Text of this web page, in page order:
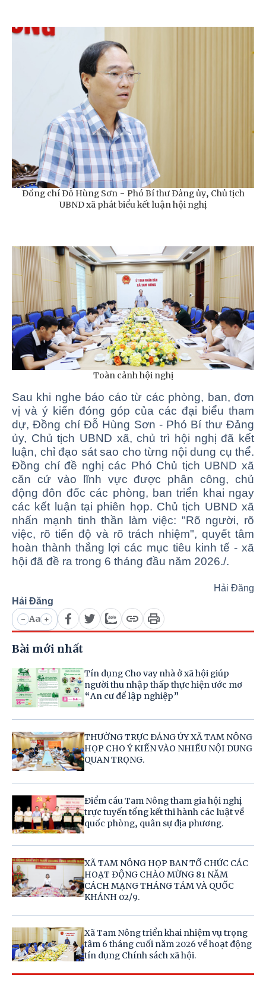
Đồng chí Đỗ Hùng Sơn - Phó Bí thư Đảng ủy, Chủ tịch
UBND xã phát biểu kết luận hội nghị
Toàn cảnh hội nghị
Sau khi nghe báo cáo từ các phòng, ban, đơn
vị và ý kiến đóng góp của các đại biểu tham
dự, Đồng chí Đỗ Hùng Sơn - Phó Bí thư Đảng
ủy, Chủ tịch UBND xã, chủ trì hội nghị đã kết
luận, chỉ đạo sát sao cho từng nội dung cụ thể.
Đồng chí đề nghị các Phó Chủ tịch UBND xã
căn cứ vào lĩnh vực được phân công, chủ
động đôn đốc các phòng, ban triển khai ngay
các kết luận tại phiên họp. Chủ tịch UBND xã
nhấn mạnh tinh thần làm việc: "Rõ người, rõ
việc, rõ tiến độ và rõ trách nhiệm", quyết tâm
hoàn thành thắng lợi các mục tiêu kinh tế - xã
hội đã đề ra trong 6 tháng đầu năm 2026./.
Hải Đăng
Hải Đăng
- Aa +
Bài mới nhất
Tín dụng Cho vay nhà ở xã hội giúp
người thu nhập thấp thực hiện ước mơ
“An cư để lập nghiệp”
THƯỜNG TRỰC ĐẢNG ỦY XÃ TAM NÔNG
HỌP CHO Ý KIẾN VÀO NHIỀU NỘI DUNG
QUAN TRỌNG.
Điểm cầu Tam Nông tham gia hội nghị
trực tuyến tổng kết thi hành các luật về
quốc phòng, quân sự địa phương.
XÃ TAM NÔNG HỌP BAN TỔ CHỨC CÁC
HOẠT ĐỘNG CHÀO MỪNG 81 NĂM
CÁCH MẠNG THÁNG TÁM VÀ QUỐC
KHÁNH 02/9.
Xã Tam Nông triển khai nhiệm vụ trọng
tâm 6 tháng cuối năm 2026 về hoạt động
tín dụng Chính sách xã hội.